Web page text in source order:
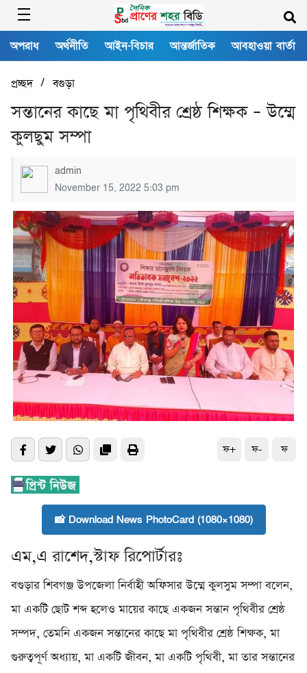
অপরাধ অর্থনীতি আইন-বিচার আন্তর্জাতিক আবহাওয়া বার্তা
প্রচ্ছদ/বগুড়া
সন্তানের কাছে মা পৃথিবীর শ্রেষ্ঠ শিক্ষক – উম্মে
কুলছুম সম্পা
admin
November 15, 2022 5:03 pm
ফ+ ফ- ফ
📸 Download News PhotoCard (1080×1080)
এম,এ রাশেদ,স্টাফ রিপোর্টারঃ
বগুড়ার শিবগঞ্জ উপজেলা নির্বাহী অফিসার উম্মে কুলসুম সম্পা বলেন,
মা একটি ছোট শব্দ হলেও মায়ের কাছে একজন সন্তান পৃথিবীর শ্রেষ্ঠ
সম্পদ, তেমনি একজন সন্তানের কাছে মা পৃথিবীর শ্রেষ্ঠ শিক্ষক, মা
গুরুত্বপূর্ণ অধ্যায়, মা একটি জীবন, মা একটি পৃথিবী, মা তার সন্তানের